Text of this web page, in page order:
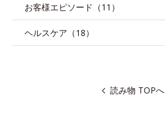
お客様エピソード（11）
ヘルスケア（18）
読み物 TOPへ